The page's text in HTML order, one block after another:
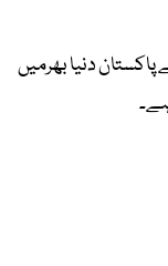
دنیا بھرمیں